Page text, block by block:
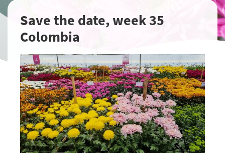
Save the date, week 35
Colombia